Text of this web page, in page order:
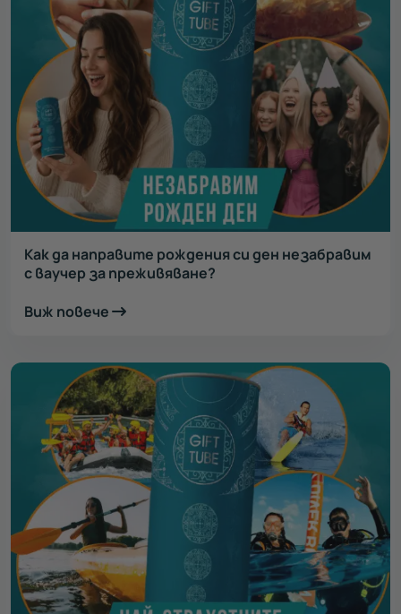
Как да направите рождения си ден незабравим
с ваучер за преживяване?
Виж повече